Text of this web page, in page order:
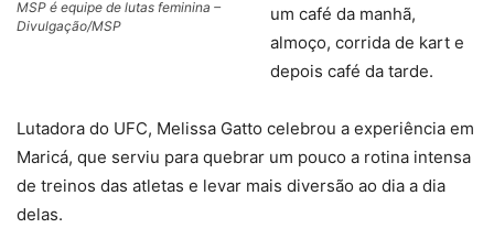
MSP é equipe de lutas feminina –
Divulgação/MSP
um café da manhã,
almoço, corrida de kart e
depois café da tarde.
Lutadora do UFC, Melissa Gatto celebrou a experiência em
Maricá, que serviu para quebrar um pouco a rotina intensa
de treinos das atletas e levar mais diversão ao dia a dia
delas.